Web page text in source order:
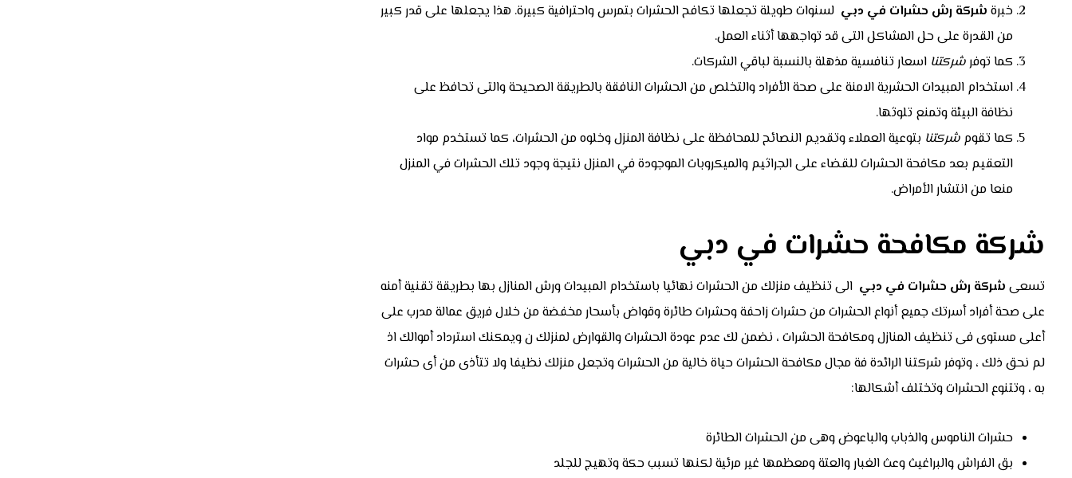
خبرة شركة رش حشرات في دبي لسنوات طويلة تجعلها تكافح الحشرات بتمرس واحترافية كبيرة. هذا يجعلها على قدر كبير
من القدرة على حل المشاكل التى قد تواجهها أثناء العمل.
كما توفرشركتنا اسعار تنافسية مذهلة بالنسبة لباقي الشركات.
استخدام المبيدات الحشرية الامنة على صحة الأفراد والتخلص من الحشرات النافقة بالطريقة الصحيحة والتى تحافظ على
نظافة البيئة وتمنع تلوثها.
كما تقوم شركتنا بتوعية العملاء وتقديم النصائح للمحافظة على نظافة المنزل وخلوه من الحشرات، كما تستخدم مواد
التعقيم بعد مكافحة الحشرات للقضاء على الجراثيم والميكروبات الموجودة في المنزل نتيجة وجود تلك الحشرات في المنزل
منعا من انتشار الأمراض.
شركة مكافحة حشرات في دبي
تسعى شركة رش حشرات في دبي الى تنظيف منزلك من الحشرات نهائيا باستخدام المبيدات ورش المنازل بها بطريقة تقنية أمنه
على صحة أفراد أسرتك جميع أنواع الحشرات من حشرات زاحفة وحشرات طائرة وقواض بأسحار مخفضة من خلال فريق عمالة مدرب على
أعلى مستوى فى تنظيف المنازل ومكافحة الحشرات ، نضمن لك عدم عودة الحشرات والقوارض لمنزلك ن ويمكنك استرداد أموالك اذ
لم نحق ذلك ، وتوفر شركتنا الرائدة فة مجال مكافحة الحشرات حياة خالية من الحشرات وتجعل منزلك نظيفا ولا تتأذى من أى حشرات
به ، وتتنوع الحشرات وتختلف أشكالها:
حشرات الناموس والذباب والباعوض وهى من الحشرات الطائرة
بق الفراش والبراغيث وعث الغبار والعتة ومعظمها غير مرئية لكنها تسبب حكة وتهيج للجلد